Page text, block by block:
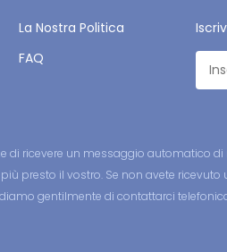
La Nostra Politica
FAQ
ricevere un messaggio automatico
presto il vostro. Se non avete
gentilmente di contattarci